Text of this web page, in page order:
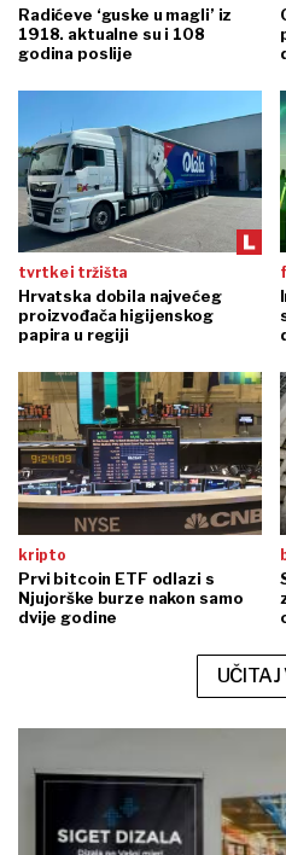
Radićeve ‘guske u magli’ iz
1918. aktualne su i 108
godina poslije
tvrtke i tržišta
Hrvatska dobila najvećeg
proizvođača higijenskog
papira u regiji
kripto
Prvi bitcoin ETF odlazi s
Njujorške burze nakon samo
dvije godine
UČITAJ